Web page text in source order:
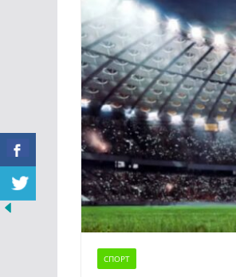
СПОРТ